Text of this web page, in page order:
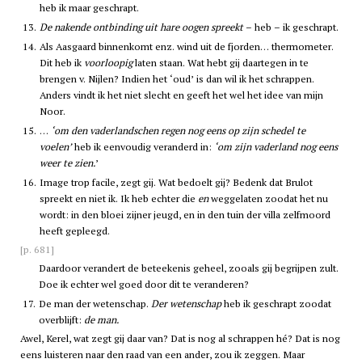
heb ik maar geschrapt.
13. De nakende ontbinding uit hare oogen spreekt– heb – ik geschrapt.
14. Als Aasgaard binnenkomt enz. wind uit de fjorden… thermometer.
Dit heb ik voorloopiglaten staan. Wat hebt gij daartegen in te
brengen v. Nijlen? Indien het ‘oud’ is dan wil ik het schrappen.
Anders vindt ik het niet slecht en geeft het wel het idee van mijn
Noor.
15. … ‘om den vaderlandschen regen nog eens op zijn schedel te
voelen’heb ik eenvoudig veranderd in: ‘om zijn vaderland nog eens
weer te zien.’
16. Image trop facile, zegt gij. Wat bedoelt gij? Bedenk dat Brulot
spreekt en niet ik. Ik heb echter die enweggelaten zoodat het nu
wordt: in den bloei zijner jeugd, en in den tuin der villa zelfmoord
heeft gepleegd.
[p. 681]
Daardoor verandert de beteekenis geheel, zooals gij begrijpen zult.
Doe ik echter wel goed door dit te veranderen?
17. De man der wetenschap. Der wetenschapheb ik geschrapt zoodat
overblijft: de man.
Awel, Kerel, wat zegt gij daar van? Dat is nog al schrappen hé? Dat is nog
eens luisteren naar den raad van een ander, zou ik zeggen. Maar